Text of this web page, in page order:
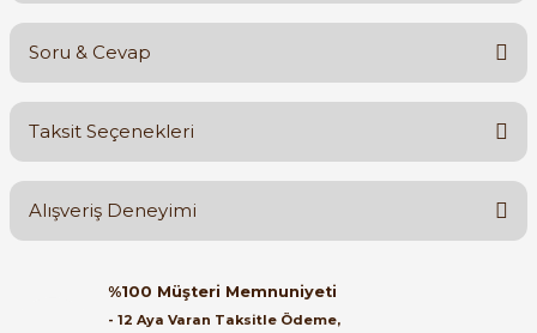
Bu ürüne ilk yorumu siz yapın!
Soru & Cevap
Ürün hakkında henüz soru sorulmamış.
Taksit Seçenekleri
Alışveriş Deneyimi
Orijinal kutusuyla ertesi gün
ulaştı elimize. Teşekkürler.
%100 Müşteri Memnuniyeti
- 12 Aya Varan Taksitle Ödeme,